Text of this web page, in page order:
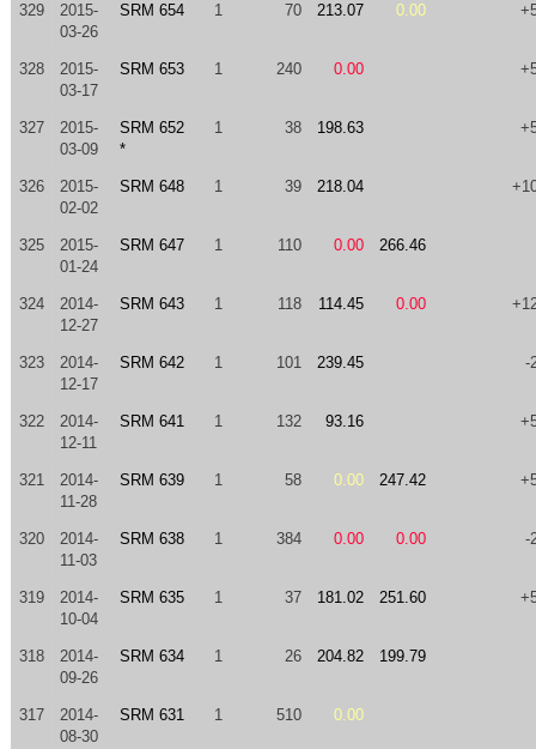
329
2015-
03-26
SRM 654 1 70 213.07 0.00
328
2015-
03-17
SRM 653 1 240 0.00
327
2015-
03-09
SRM 652
*
1 38 198.63
326
2015-
02-02
SRM 648 1 39 218.04
325
2015-
01-24
SRM 647 1 110 0.00 266.46
324
2014-
12-27
SRM 643 1 118 114.45 0.00
323
2014-
12-17
SRM 642 1 101 239.45 -
322
2014-
12-11
SRM 641 1 132 93.16
321
2014-
11-28
SRM 639 1 58 0.00 247.42
320
2014-
11-03
SRM 638 1 384 0.00 0.00 -
319
2014-
10-04
SRM 635 1 37 181.02 251.60
318
2014-
09-26
SRM 634 1 26 204.82 199.79
317
2014-
08-30
SRM 631 1 510 0.00